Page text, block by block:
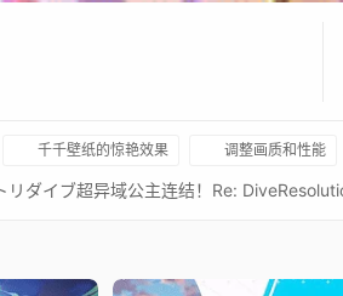
千千壁纸的惊艳效果 调整画质和性能